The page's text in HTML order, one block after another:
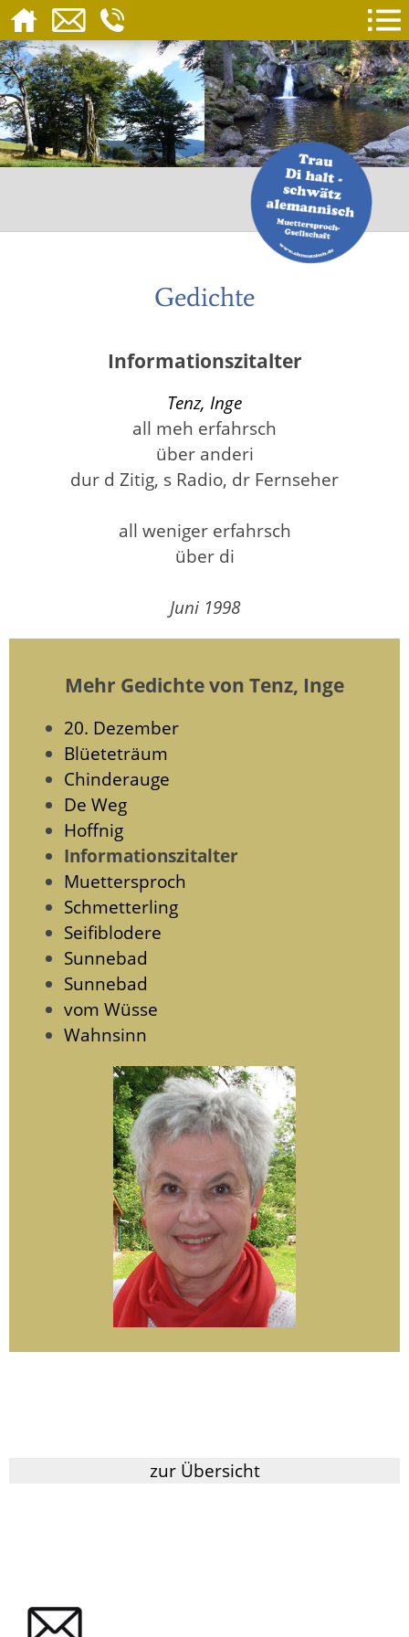
Gedichte
Informationszitalter
Tenz, Inge
all meh erfahrsch
über anderi
dur d Zitig, s Radio, dr Fernseher
all weniger erfahrsch
über di
Juni 1998
Mehr Gedichte von Tenz, Inge
20. Dezember
Blüeteträum
Chinderauge
De Weg
Hoffnig
Informationszitalter
Muettersproch
Schmetterling
Seifiblodere
Sunnebad
Sunnebad
vom Wüsse
Wahnsinn
zur Übersicht